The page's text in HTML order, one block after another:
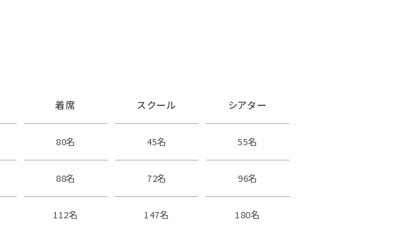
着席 スクール シアター
80名 45名 55名
88名 72名 96名
112名 147名 180名